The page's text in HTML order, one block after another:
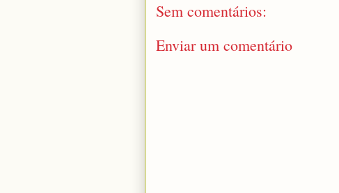
Sem comentários:
Enviar um comentário